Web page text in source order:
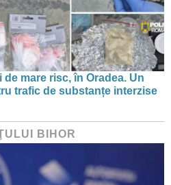
mare risc, în Oradea. Un
trafic de substanțe interzise
BIHOR